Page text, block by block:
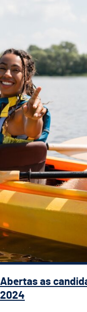
Abertas as
2024